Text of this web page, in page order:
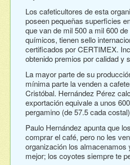
Los cafeticultores de esta
poseen pequeñas superficies
que van de mil 500 a mil 600
químicos, tienen sello
certificados por CERTIMEX.
obtenido premios por calidad y
La mayor parte de su
mínima parte la venden a
Cristóbal. Hernández Pérez
exportación equivale a unos
pergamino (de 57.5 cada
Paulo Hernández apunta que
comprar el café, pero no les
organización los almacenamos
mejor; los coyotes siempre te